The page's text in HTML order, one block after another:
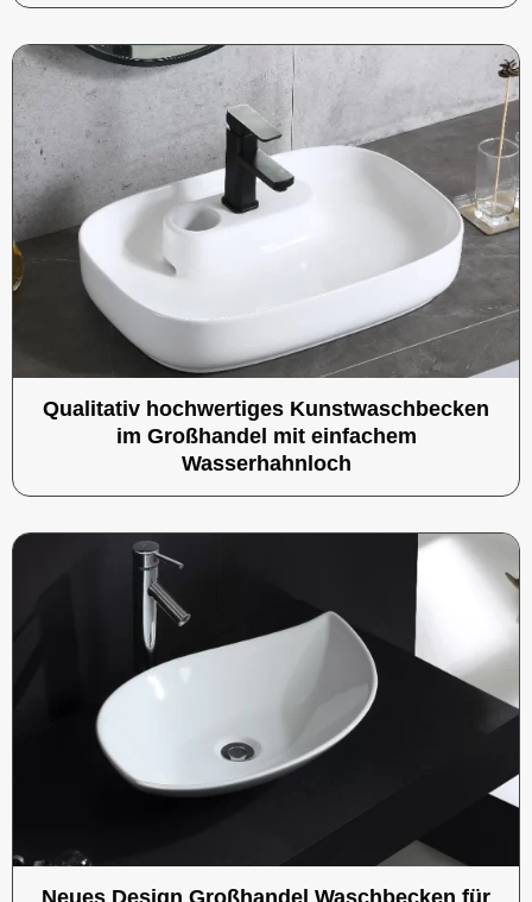
Qualitativ hochwertiges Kunstwaschbecken
im Großhandel mit einfachem
Wasserhahnloch
Neues Design Großhandel Waschbecken für